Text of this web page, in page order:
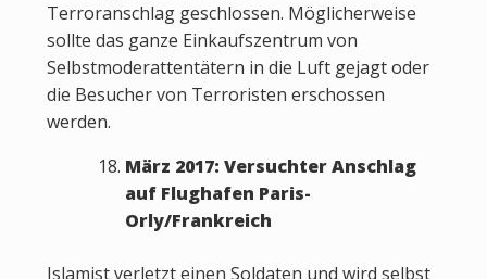
Terroranschlag geschlossen. Möglicherweise
sollte das ganze Einkaufszentrum von
Selbstmoderattentätern in die Luft gejagt oder
die Besucher von Terroristen erschossen
werden.
März 2017: Versuchter Anschlag
auf Flughafen Paris-
Orly/Frankreich
Islamist verletzt einen Soldaten und wird selbst